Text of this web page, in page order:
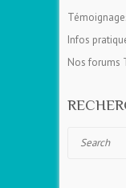
Infos
Nos forums